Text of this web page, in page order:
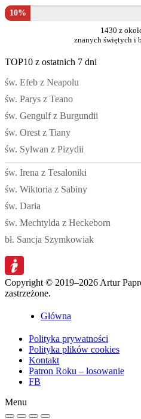
10%
1430 z
znanych świętych i
TOP10 z ostatnich 7 dni
św. Efeb z Neapolu
św. Parys z Teano
św. Gengulf z Burgundii
św. Orest z Tiany
św. Sylwan z Pizydii
św. Irena z Tesaloniki
św. Wiktoria z Sabiny
św. Daria
św. Mechtylda z Heckeborn
bł. Sancja Szymkowiak
Copyright © 2019–2026 Artur
zastrzeżone.
Główna
Polityka prywatności
Polityka plików cookies
Kontakt
Patron Roku – losowanie
FB
Menu